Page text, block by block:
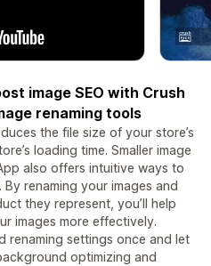
image SEO with Crush
renaming tools
the file size of your store’s
loading time. Smaller image
also offers intuitive ways to
renaming your images and
they represent, you’ll help
images more effectively.
renaming settings once and let
optimizing and